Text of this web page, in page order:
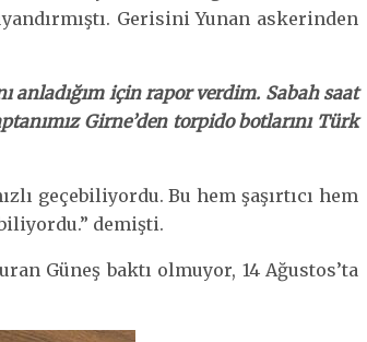
Gerisini Yunan askerinden
anladığım için rapor verdim. Sabah saat
Girne’den torpido botlarını Türk
geçebiliyordu. Bu hem şaşırtıcı hem
demişti.
Güneş baktı olmuyor, 14 Ağustos’ta